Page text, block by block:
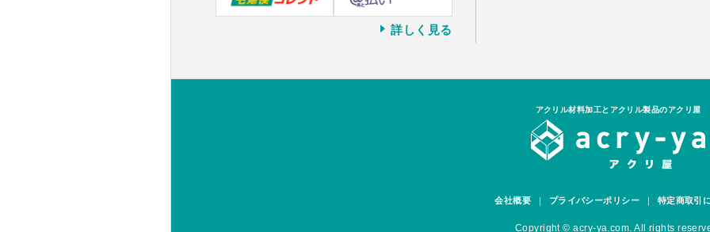
詳しく見る
アクリル材料加工とアクリル製品のアクリ屋
会社概要 プライバシーポリシー 特定商取引
Copyright © acry-ya.com. All rights